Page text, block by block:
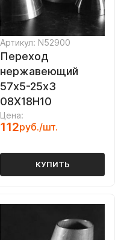
Артикул: N52900
Переход
нержавеющий
57х5-25х3
08Х18Н10
Цена:
112руб./шт.
КУПИТЬ